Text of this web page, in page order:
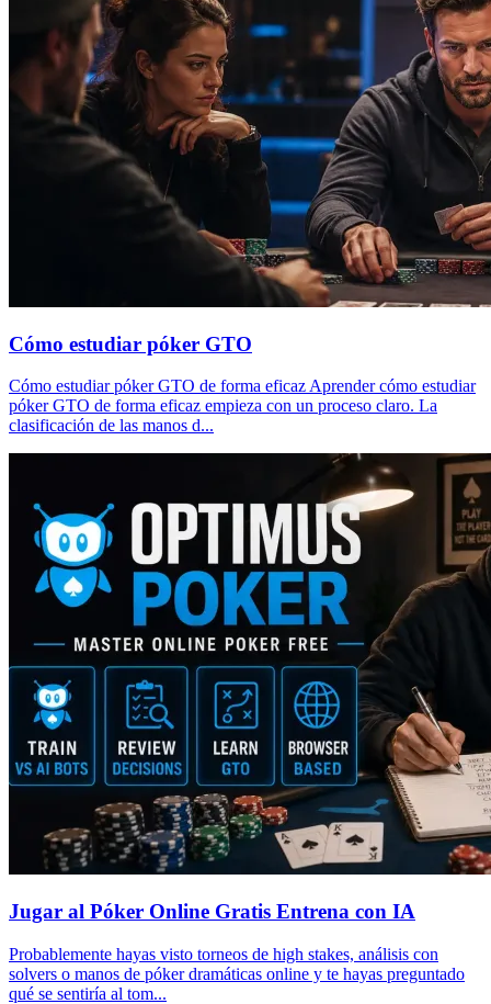
Cómo estudiar póker GTO
Cómo estudiar póker GTO de forma eficaz Aprender cómo estudiar
póker GTO de forma eficaz empieza con un proceso claro. La
clasificación de las manos d...
Jugar al Póker Online Gratis Entrena con IA
Probablemente hayas visto torneos de high stakes, análisis con
solvers o manos de póker dramáticas online y te hayas preguntado
qué se sentiría al tom...